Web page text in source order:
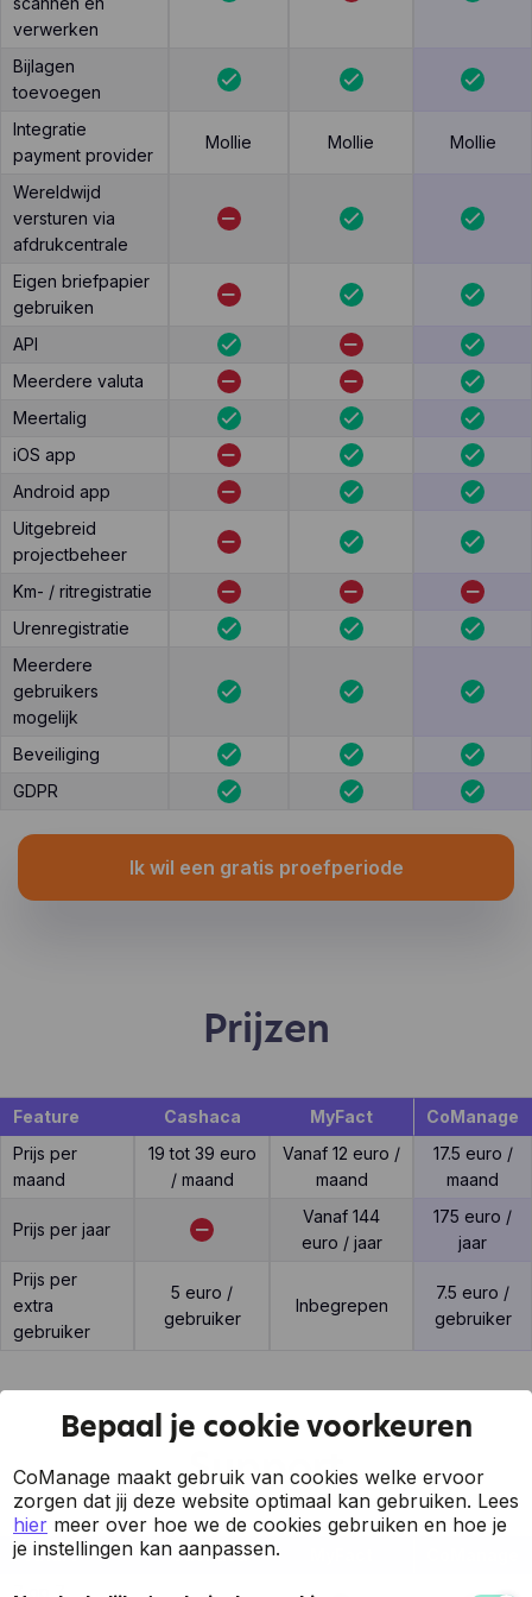
verwerken
Bijlagen
toevoegen
Integratie
payment provider
Mollie Mollie Mollie
Wereldwijd
versturen via
afdrukcentrale
Eigen briefpapier
gebruiken
API
Meerdere valuta
Meertalig
iOS app
Android app
Uitgebreid
projectbeheer
Km- / ritregistratie
Urenregistratie
Meerdere
gebruikers
mogelijk
Beveiliging
GDPR
Ik wil een gratis proefperiode
Prijzen
Feature Cashaca MyFact
CoManage
Prijs per
maand
19 tot 39 euro
/ maand
Vanaf 12 euro /
maand
17.5 euro /
maand
Prijs per jaar
Vanaf 144
euro / jaar
175 euro /
jaar
Prijs per
extra
gebruiker
5 euro /
gebruiker
Inbegrepen
7.5 euro /
gebruiker
Support
Feature Cashaca
7 op 7
Bepaal je cookie voorkeuren
CoManage maakt gebruik van cookies welke ervoor
zorgen dat jij deze website optimaal kan gebruiken. Lees
hier meer over hoe we de cookies gebruiken en hoe je
je instellingen kan aanpassen.